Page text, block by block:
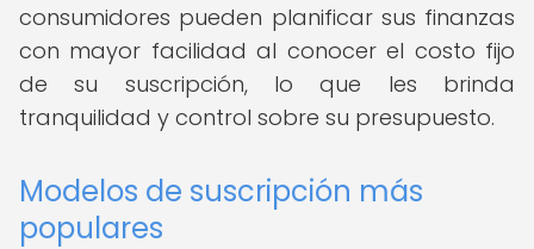
consumidores pueden planificar sus finanzas
con mayor facilidad al conocer el costo fijo
de su suscripción, lo que les brinda
tranquilidad y control sobre su presupuesto.
Modelos de suscripción más
populares